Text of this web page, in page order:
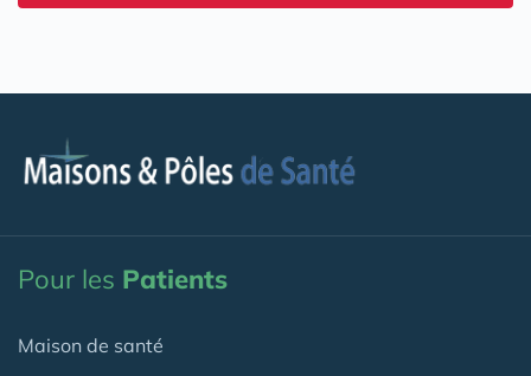
Pour les Patients
Maison de santé